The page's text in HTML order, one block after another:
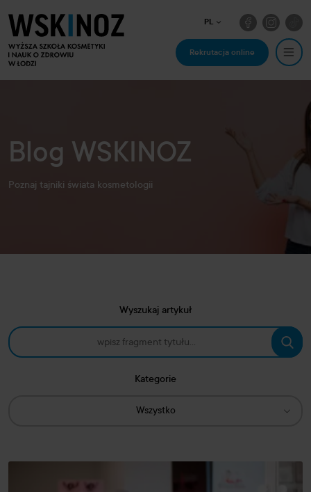
PL
Rekrutacja online
Blog WSKINOZ
Poznaj tajniki świata kosmetologii
Wyszukaj artykuł
Kategorie
Wszystko